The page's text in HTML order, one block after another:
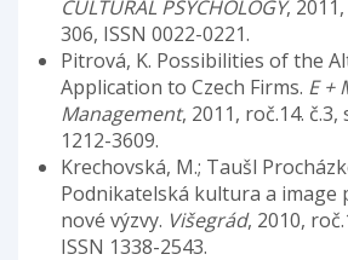
CULTURAL PSYCHOLOGY,
306, ISSN 0022-0221.
Pitrová, K. Possibilities of the
Application to Czech Firms. E +
Management, 2011, roč.14. č.3,
1212-3609.
Krechovská, M.; Taušl
Podnikatelská kultura a image
nové výzvy. Višegrád, 2010,
ISSN 1338-2543.